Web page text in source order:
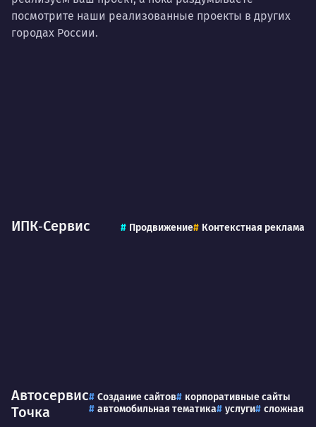
посмотрите наши реализованные проекты в других
городах России.
ИПК‑Сервис Продвижение Контекстная реклама
Автосервис
Точка
Создание сайтов
корпоративные сайты
автомобильная тематика
услуги сложная